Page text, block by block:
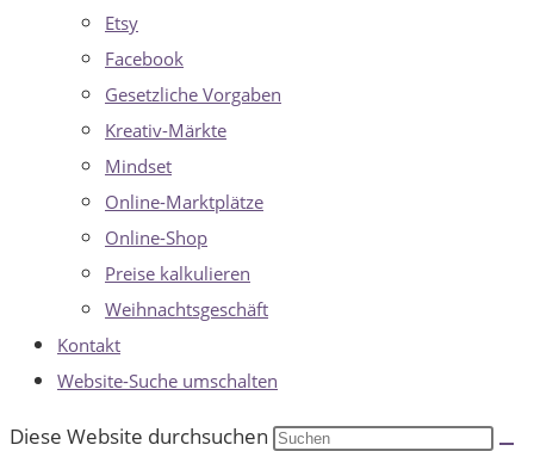
Etsy
Facebook
Gesetzliche Vorgaben
Kreativ-Märkte
Mindset
Online-Marktplätze
Online-Shop
Preise kalkulieren
Weihnachtsgeschäft
Kontakt
Website-Suche umschalten
Diese Website durchsuchen